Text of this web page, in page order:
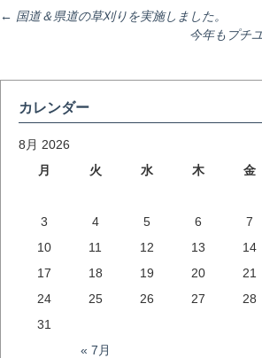
投
稿
ナ
ゲ
ー
← 国道＆県道の草刈りを実施しました。
今年もプチ
カレンダー
8月 2026
月
火 水 木 金
3
4 5 6 7
10
11 12 13 14
17
18 19 20 21
24
25 26 27 28
31
« 7月